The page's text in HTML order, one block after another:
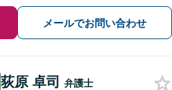
メールでお問い合わせ
荻原 卓司 弁護士